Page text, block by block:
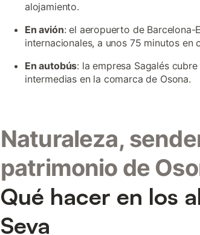
alojamiento.
En avión: el aeropuerto de Barcelona-
internacionales, a unos 75 minutos en
En autobús: la empresa Sagalés
intermedias en la comarca de Osona.
Naturaleza,
patrimonio de
Qué hacer en los
Seva